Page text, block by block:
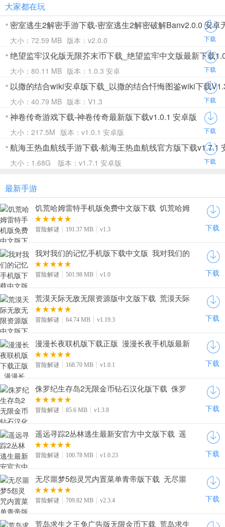
大家都在玩
密室逃生2解密手游下载-密室逃生2解密破解Banv2.0.0 安卓
大小：72.59 MB 版本：v2.0.0 下载
绝望监牢汉化版无限芥末币下载_绝望监牢中文版最新下载
大小：80.11 MB 版本：1.0.3 安卓 下载
以撒的结合wiki安卓版下载_以撒的结合忏悔图鉴wiki下载
大小：40.79 MB 版本：V1.3 下载
神卷传奇游戏下载-神卷传奇最新版下载v1.0.1 安卓版
大小：217.5M 版本：v1.0.1 安卓版 下载
航海王热血航线手游下载-航海王热血航线官方版下载v1.7.1
大小：1.68G 版本：v1.7.1 安卓版 下载
最新手游
饥荒哈姆雷特手机版免费中文版下载_饥荒哈姆
雷特正版最新版下载v1.3
冒险解谜 191.37 MB v1.3 下载
我对我们的记忆手机版下载中文版_我对我们的
记忆手游下载汉化版v1.0
冒险解谜 501.98 MB v1.0 下载
荒漠天际无敌无限资源版中文版下载_荒漠天际
手机版无限金币下载v1.19.3
冒险解谜 64.74 MB v1.19.3 下载
漫漫长夜联机版下载正版_漫漫长夜手机版最新
下载v3.0.1
冒险解谜 168.70 MB v1.0.1 下载
侏罗纪生存岛2无限金币钻石汉化版下载_侏罗
纪生存岛2内置菜单下载v1.3.8
冒险解谜 85.6 MB v1.3.8 下载
遥远寻踪2丛林逃生最新安官方中文版下载_遥
远寻踪2丛林逃生手游下载安卓版v1.0.23
冒险解谜 100.78 MB v1.0.23 下载
无尽噩梦5怨灵咒内置菜单青帝版下载_无尽噩
梦5辅助菜单无敌版下载v2.3.4
冒险解谜 709.82 MB v2.3.4 下载
荒岛求生之王免广告版无限金币下载_荒岛求生